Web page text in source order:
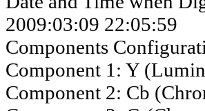
2009:03:09 22:05:59
Components
Component 1: Y
Component 2: Cb